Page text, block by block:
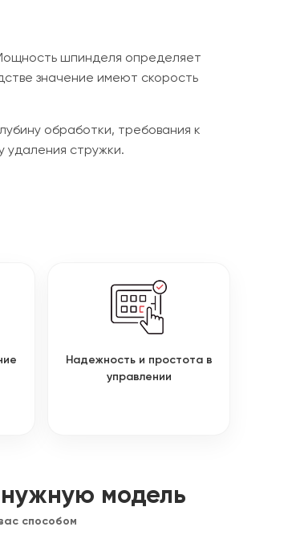
шпинделя определяет
значение имеют скорость
обработки, требования к
удаления стружки.
Надежность и простота в
управлении
модель
способом